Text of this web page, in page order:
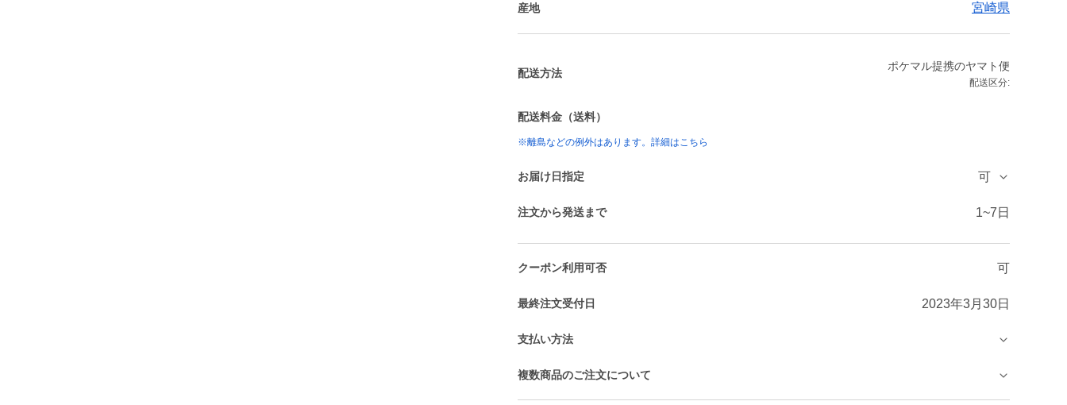
産地 宮崎県
配送方法
ポケマル提携のヤマト便
配送区分:
配送料金（送料）
※離島などの例外はあります。詳細はこちら
お届け日指定 可
注文から発送まで 1~7日
クーポン利用可否 可
最終注文受付日 2023年3月30日
支払い方法
複数商品のご注文について